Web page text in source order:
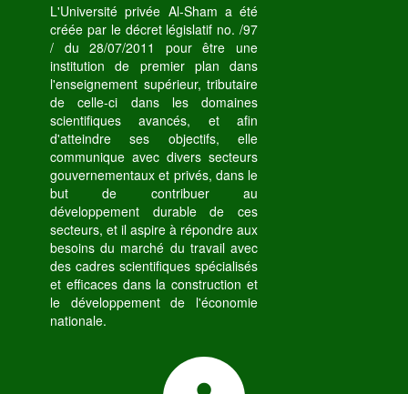
L'Université privée Al-Sham a été
créée par le décret législatif no. /97
/ du 28/07/2011 pour être une
institution de premier plan dans
l'enseignement supérieur, tributaire
de celle-ci dans les domaines
scientifiques avancés, et afin
d'atteindre ses objectifs, elle
communique avec divers secteurs
gouvernementaux et privés, dans le
but de contribuer au
développement durable de ces
secteurs, et il aspire à répondre aux
besoins du marché du travail avec
des cadres scientifiques spécialisés
et efficaces dans la construction et
le développement de l'économie
nationale.